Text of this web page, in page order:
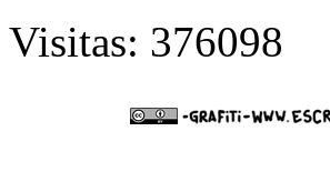
Visitas: 376098